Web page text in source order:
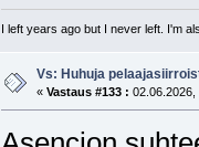
I left years ago but I never left. I'm
Vs: Huhuja
« Vastaus #133 : 02.06.2026,